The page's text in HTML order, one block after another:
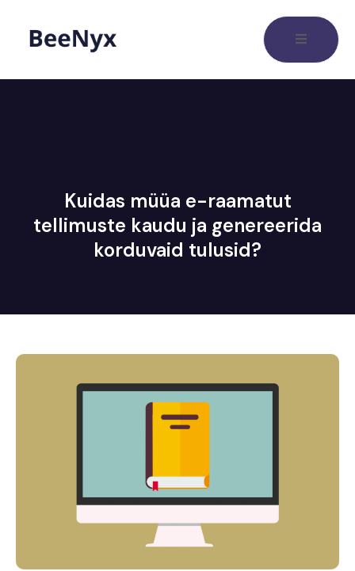
Kuidas müüa e-raamatut
tellimuste kaudu ja genereerida
korduvaid tulusid?